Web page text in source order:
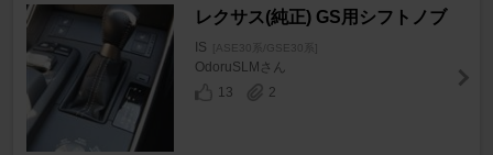
レクサス(純正) GS用シフトノブ
IS [ASE30系/GSE30系]
OdoruSLMさん
13
2